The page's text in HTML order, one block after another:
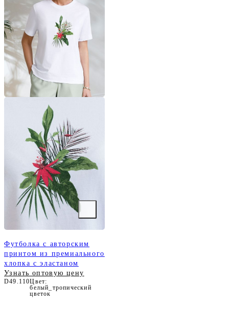
Футболка с авторским
принтом из премиального
хлопка с эластаном
Узнать оптовую цену
D49.110Цвет:
белый_тропический
цветок